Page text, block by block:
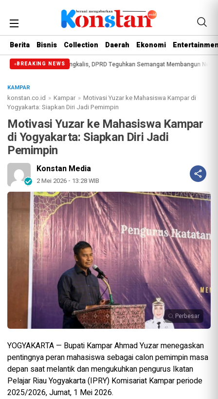
Berita Bisnis Collection Daerah Ekonomi
BREAKING NEWS
ke-514 Bengkalis, DPRD Teguhkan Semangat Membangun Negeri
KAMPAR
konstan.co.id » Kampar » Motivasi Yuzar ke Mahasiswa Kampar di
Yogyakarta: Siapkan Diri Jadi Pemimpin
Motivasi Yuzar ke Mahasiswa Kampar
di Yogyakarta: Siapkan Diri Jadi
Pemimpin
Konstan Media
2 Mei 2026 - 13:28 WIB
Perbesar
YOGYAKARTA — Bupati Kampar Ahmad Yuzar menegaskan
pentingnya peran mahasiswa sebagai calon pemimpin masa
depan saat melantik dan mengukuhkan pengurus Ikatan
Pelajar Riau Yogyakarta (IPRY) Komisariat Kampar periode
2025/2026, Jumat, 1 Mei 2026.